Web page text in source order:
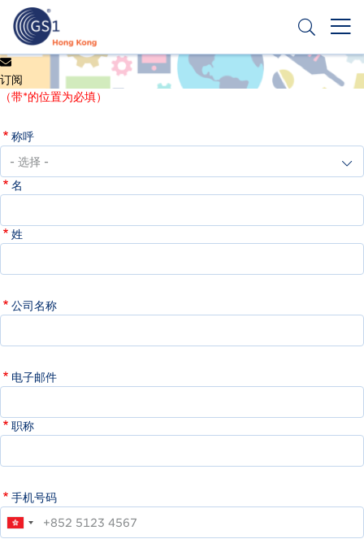
主
要
内
Header
Top
Menu
申请条码
订阅
（带*的位置为必填）
称呼
名
姓
公司名称
电子邮件
职称
手机号码